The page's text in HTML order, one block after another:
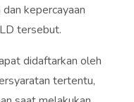
kepercayaan
tersebut.
didaftarkan oleh
tertentu,